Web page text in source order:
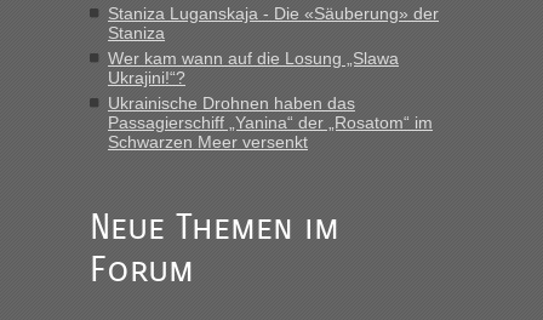
Recht, Visa und Dokumente • Re: Deklaration
gebrauchter Kleidung beim Zoll
„Vielen Dank, mit einem Briefchen meiner Frau im Gepäck
gab es keine Probleme“
fast 11 Milliarden aufgedeckt
„Am besten wäre natürlich, wenn die Frau mit dabei ist.
Alleinreisende Männer stehen schließlich immer unter
Staniza Luganskaja - Die «Säuberung» der
Staniza
Wer kam wann auf die Losung „Slawa
Ukrajini!“?
Ukrainische Drohnen haben das
Passagierschiff „Yanina“ der „Rosatom“ im
Schwarzen Meer versenkt
Neue Themen im
Forum